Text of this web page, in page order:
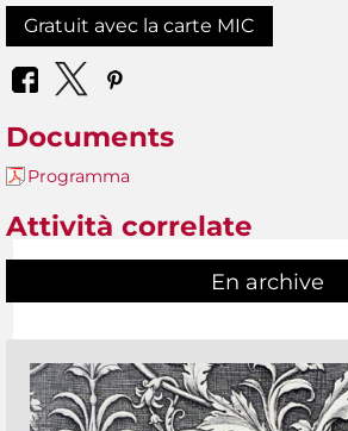
Gratuit avec la carte MIC
Documents
Programma
Attività correlate
En archive